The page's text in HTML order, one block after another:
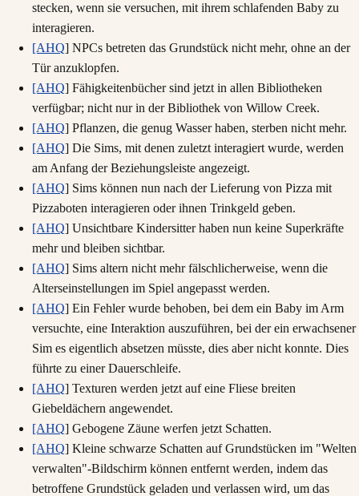
stecken, wenn sie versuchen, mit ihrem schlafenden Baby zu
interagieren.
[AHQ] NPCs betreten das Grundstück nicht mehr, ohne an der
Tür anzuklopfen.
[AHQ] Fähigkeitenbücher sind jetzt in allen Bibliotheken
verfügbar; nicht nur in der Bibliothek von Willow Creek.
[AHQ] Pflanzen, die genug Wasser haben, sterben nicht mehr.
[AHQ] Die Sims, mit denen zuletzt interagiert wurde, werden
am Anfang der Beziehungsleiste angezeigt.
[AHQ] Sims können nun nach der Lieferung von Pizza mit
Pizzaboten interagieren oder ihnen Trinkgeld geben.
[AHQ] Unsichtbare Kindersitter haben nun keine Superkräfte
mehr und bleiben sichtbar.
[AHQ] Sims altern nicht mehr fälschlicherweise, wenn die
Alterseinstellungen im Spiel angepasst werden.
[AHQ] Ein Fehler wurde behoben, bei dem ein Baby im Arm
versuchte, eine Interaktion auszuführen, bei der ein erwachsener
Sim es eigentlich absetzen müsste, dies aber nicht konnte. Dies
führte zu einer Dauerschleife.
[AHQ] Texturen werden jetzt auf eine Fliese breiten
Giebeldächern angewendet.
[AHQ] Gebogene Zäune werfen jetzt Schatten.
[AHQ] Kleine schwarze Schatten auf Grundstücken im "Welten
verwalten"-Bildschirm können entfernt werden, indem das
betroffene Grundstück geladen und verlassen wird, um das